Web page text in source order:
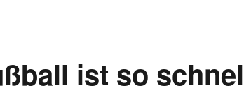
ist so